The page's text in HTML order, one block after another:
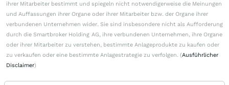
ihrer Mitarbeiter bestimmt und spiegeln nicht notwendigerweise die Meinungen
und Auffassungen ihrer Organe oder ihrer Mitarbeiter bzw. der Organe ihrer
verbundenen Unternehmen wider. Sie sind insbesondere nicht als Aufforderung
durch die Smartbroker Holding AG, ihre verbundenen Unternehmen, ihre Organe
oder ihrer Mitarbeiter zu verstehen, bestimmte Anlageprodukte zu kaufen oder
zu verkaufen oder eine bestimmte Anlagestrategie zu verfolgen. (Ausführlicher
Disclaimer)